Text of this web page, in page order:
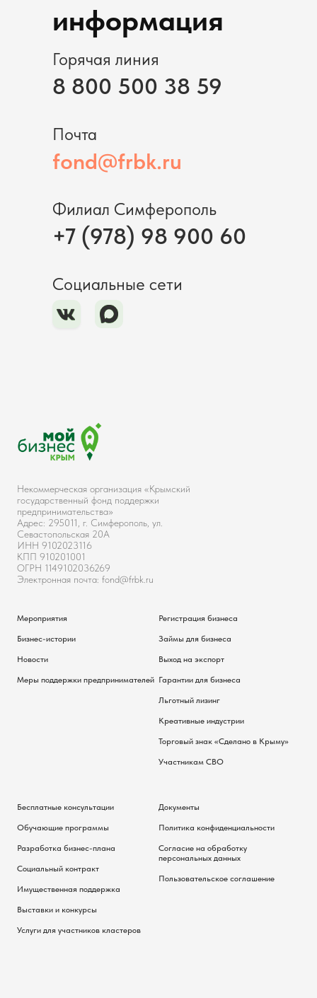
Филиал Симферополь
+7 (978) 98 900 60
Социальные сети
Почта
Горячая линия
fond@frbk.ru
8 800 500 38 59
информация
Некоммерческая организация «Крымский
государственный фонд поддержки
предпринимательства»
Адрес: 295011, г. Симферополь, ул.
Севастопольская 20А
ИНН 9102023116
КПП 910201001
ОГРН 1149102036269
Электронная почта: fond@frbk.ru
Мероприятия
Бизнес-истории
Новости
Меры поддержки предпринимателей
Регистрация бизнеса
Займы для бизнеса
Выход на экспорт
Гарантии для бизнеса
Льготный лизинг
Креативные индустрии
Торговый знак «Сделано в Крыму»
Участникам СВО
Бесплатные консультации
Обучающие программы
Разработка бизнес-плана
Социальный контракт
Имущественная поддержка
Выставки и конкурсы
Услуги для участников кластеров
Документы
Политика конфиденциальности
Согласие на обработку
персональных данных
Пользовательское соглашение